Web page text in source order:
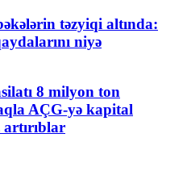
təzyiqi altında:
niyə
8 milyon ton
AÇG-yə kapital